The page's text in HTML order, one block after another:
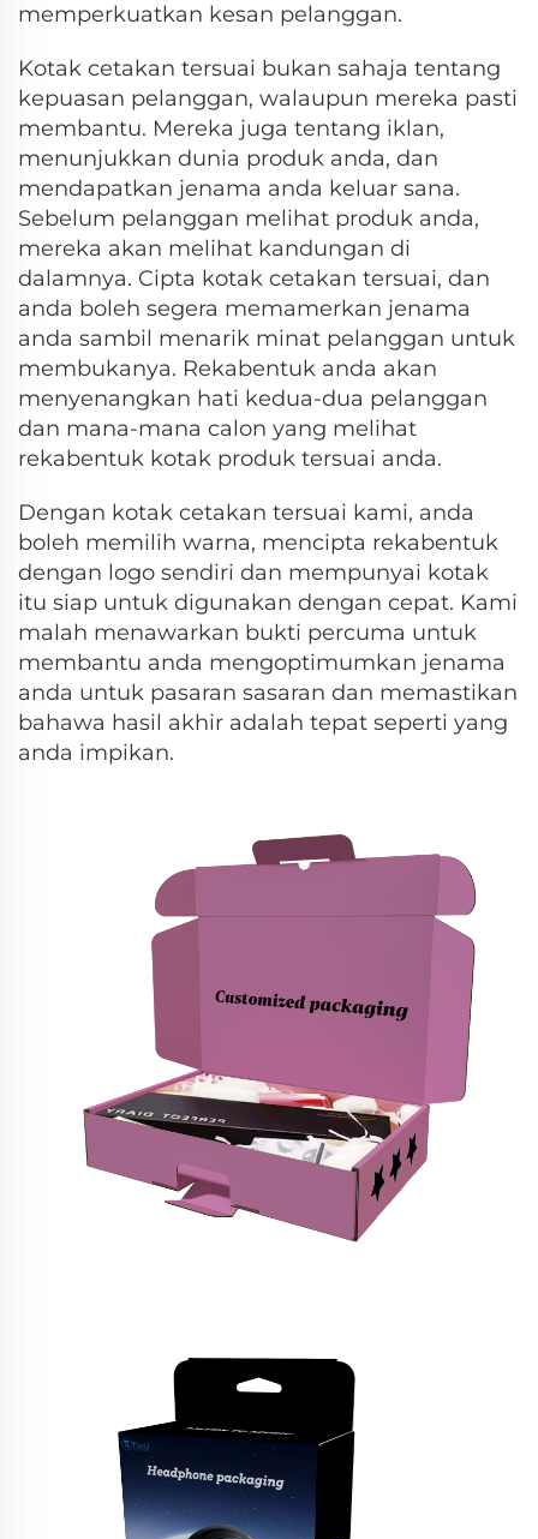
memperkuatkan kesan pelanggan.
Kotak cetakan tersuai bukan sahaja tentang
kepuasan pelanggan, walaupun mereka pasti
membantu. Mereka juga tentang iklan,
menunjukkan dunia produk anda, dan
mendapatkan jenama anda keluar sana.
Sebelum pelanggan melihat produk anda,
mereka akan melihat kandungan di
dalamnya. Cipta kotak cetakan tersuai, dan
anda boleh segera memamerkan jenama
anda sambil menarik minat pelanggan untuk
membukanya. Rekabentuk anda akan
menyenangkan hati kedua-dua pelanggan
dan mana-mana calon yang melihat
rekabentuk kotak produk tersuai anda.
Dengan kotak cetakan tersuai kami, anda
boleh memilih warna, mencipta rekabentuk
dengan logo sendiri dan mempunyai kotak
itu siap untuk digunakan dengan cepat. Kami
malah menawarkan bukti percuma untuk
membantu anda mengoptimumkan jenama
anda untuk pasaran sasaran dan memastikan
bahawa hasil akhir adalah tepat seperti yang
anda impikan.